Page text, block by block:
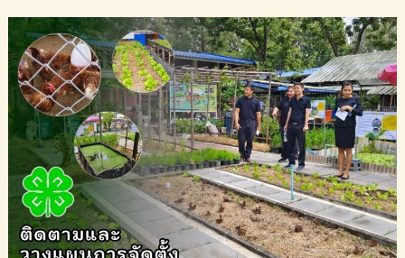
ส.
เสริม
สร้าง
บรรยากาศ
การ
ทำงาน
บริการ
เกษตรกร